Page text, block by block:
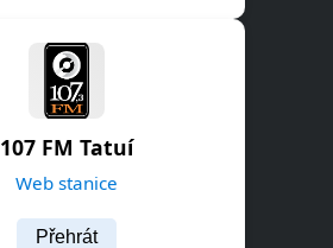
107 FM Tatuí
Web stanice
Přehrát